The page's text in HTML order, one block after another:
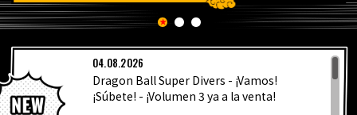
LO MÁS DESTACADO
VÍDEOS
04.08.2026
Dragon Ball Super Divers - ¡Vamos!
¡Súbete! - ¡Volumen 3 ya a la venta!